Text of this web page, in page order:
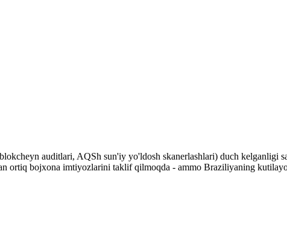
auditlari, AQSh sun'iy yo'ldosh skanerlashlari) duch kelganligi
bojxona imtiyozlarini taklif qilmoqda - ammo Braziliyaning